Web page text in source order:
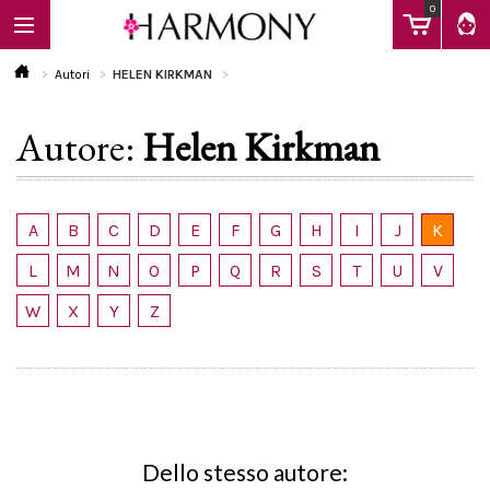
0
EBOOK
LIBRI
Calendario
Autori HELEN KIRKMAN
Autore: Helen Kirkman
A B C D E F G H I J
K
L
M N O P Q R S T U
V
W
X Y Z
Dello stesso autore: